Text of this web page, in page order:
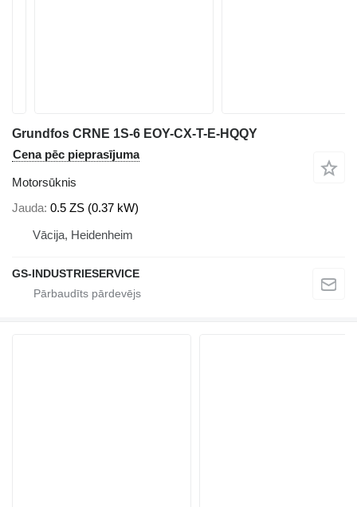
Grundfos CRNE 1S-6 EOY-CX-T-E-HQQY
Cena pēc pieprasījuma
Motorsūknis
Jauda 0.5 ZS (0.37 kW)
Vācija, Heidenheim
GS-INDUSTRIESERVICE